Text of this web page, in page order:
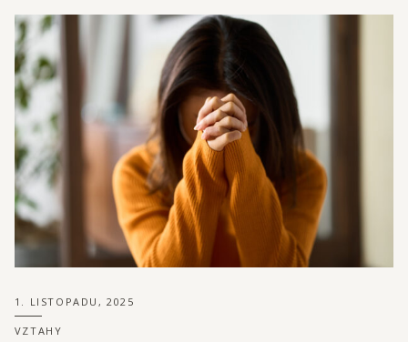
1. LISTOPADU, 2025
VZTAHY